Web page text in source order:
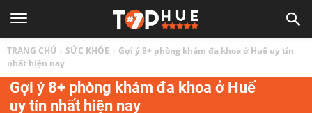
1
HUẾ
TRANG CHỦ SỨC KHỎE
Gợi ý 8+ phòng khám đa khoa ở Huế uy tín
nhất hiện nay
Gợi ý 8+ phòng khám đa khoa ở Huế
uy tín nhất hiện nay